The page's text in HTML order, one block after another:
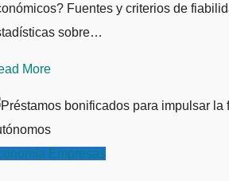
Fuentes y criterios de
sobre…
More
Empresas